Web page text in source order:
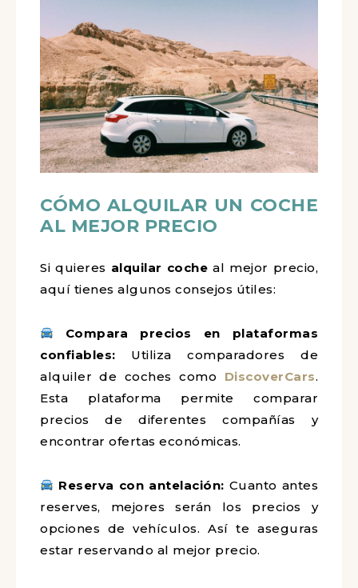
CÓMO ALQUILAR UN COCHE
AL MEJOR PRECIO
Si quieres alquilar coche al mejor precio,
aquí tienes algunos consejos útiles:
Compara precios en plataformas
confiables: Utiliza comparadores de
alquiler de coches como DiscoverCars.
Esta plataforma permite comparar
precios de diferentes compañías y
encontrar ofertas económicas.
Reserva con antelación: Cuanto antes
reserves, mejores serán los precios y
opciones de vehículos. Así te aseguras
estar reservando al mejor precio.